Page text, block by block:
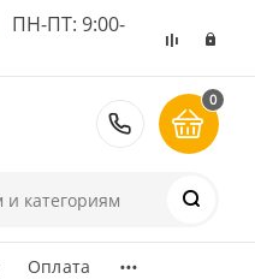
ПН-ПТ: 9:00-
8 (495)
0
Оплата ...